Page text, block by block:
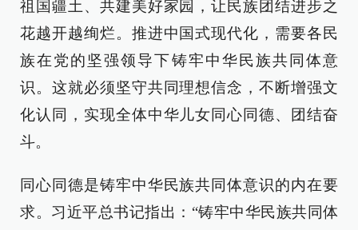
祖国疆土、共建美好家园，让民族团结进步之
花越开越绚烂。推进中国式现代化，需要各民
族在党的坚强领导下铸牢中华民族共同体意
识。这就必须坚守共同理想信念，不断增强文
化认同，实现全体中华儿女同心同德、团结奋
斗。
同心同德是铸牢中华民族共同体意识的内在要
求。习近平总书记指出：“铸牢中华民族共同体